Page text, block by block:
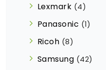
Lexmark (4)
Panasonic (1)
Ricoh (8)
Samsung (42)